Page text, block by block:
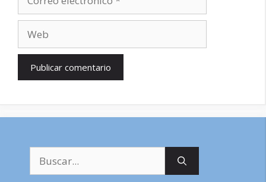
electrónico